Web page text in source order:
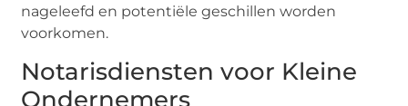
nageleefd en potentiële geschillen worden
voorkomen.
Notarisdiensten voor Kleine
Ondernemers